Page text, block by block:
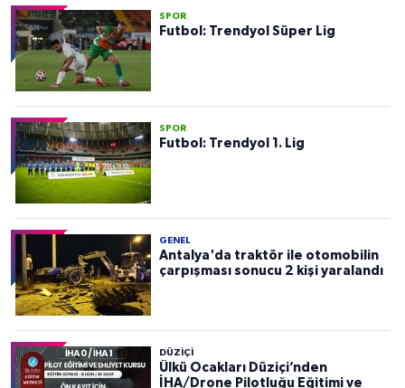
SPOR
Futbol: Trendyol Süper Lig
SPOR
Futbol: Trendyol 1. Lig
GENEL
Antalya'da traktör ile otomobilin
çarpışması sonucu 2 kişi yaralandı
DÜZIÇI
Ülkü Ocakları Düziçi’nden
İHA/Drone Pilotluğu Eğitimi ve